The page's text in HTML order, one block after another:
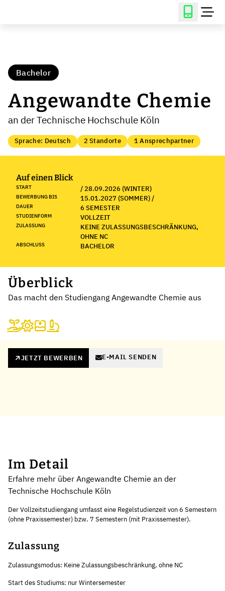
Bachelor
Angewandte Chemie
an der Technische Hochschule Köln
Sprache: Deutsch 2 Standorte 1 Ansprechpartner
Auf einen Blick
START / 28.09.2026 (WINTER)
BEWERBUNG BIS 15.01.2027 (SOMMER) /
DAUER 6 SEMESTER
STUDIENFORM VOLLZEIT
ZULASSUNG
KEINE ZULASSUNGSBESCHRÄNKUNG,
OHNE NC
ABSCHLUSS BACHELOR
Überblick
Das macht den Studiengang Angewandte Chemie aus
JETZT BEWERBEN E-MAIL SENDEN
Im Detail
Erfahre mehr über Angewandte Chemie an der
Technische Hochschule Köln
Der Vollzeitstudiengang umfasst eine Regelstudienzeit von 6 Semestern
(ohne Praxissemester) bzw. 7 Semestern (mit Praxissemester).
Zulassung
Zulassungsmodus: Keine Zulassungsbeschränkung, ohne NC
Start des Studiums: nur Wintersemester